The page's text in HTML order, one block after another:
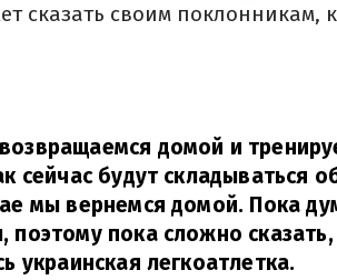
сказать своим поклонникам,
домой и
сейчас будут складываться
мы вернемся домой. Пока
поэтому пока сложно
украинская легкоатлетка.